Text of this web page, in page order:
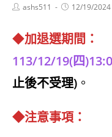
Postashs511
Post12/19/2024
◆加退選期間：
113/12/19(四
止後不受理) 。
◆注意事項：